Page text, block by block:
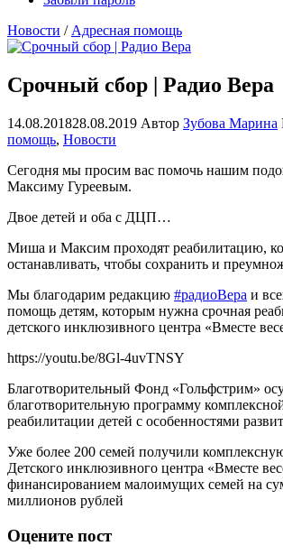
Новости / Адресная помощь
Срочный сбор | Радио Вера
14.08.201828.08.2019 Автор Зубова Марина
помощь, Новости
Сегодня мы просим вас помочь нашим
Максиму Гуреевым.
Двое детей и оба с ДЦП…
Миша и Максим проходят реабилитацию,
останавливать, чтобы сохранить и
Мы благодарим редакцию #радиоВера и
помощь детям, которым нужна срочная
детского инклюзивного центра «Вместе
https://youtu.be/8Gl-4uvTNSY
Благотворительный Фонд «Гольфстрим»
благотворительную программу
реабилитации детей с особенностями
Уже более 200 семей получили
Детского инклюзивного центра «Вместе
финансированием малоимущих семей на
миллионов рублей
Оцените пост